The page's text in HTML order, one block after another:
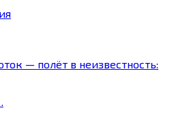
— полёт в неизвестность: